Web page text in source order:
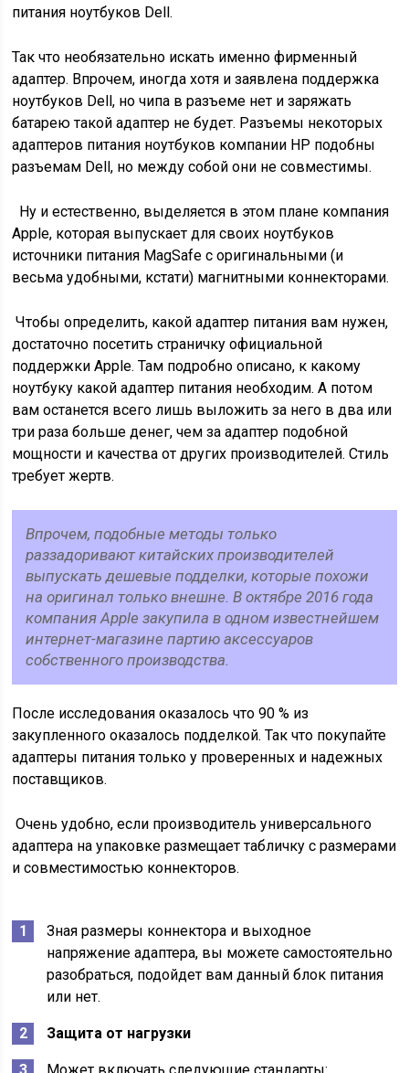
питания ноутбуков Dell.
Так что необязательно искать именно фирменный
адаптер. Впрочем, иногда хотя и заявлена поддержка
ноутбуков Dell, но чипа в разъеме нет и заряжать
батарею такой адаптер не будет. Разъемы некоторых
адаптеров питания ноутбуков компании НР подобны
разъемам Dell, но между собой они не совместимы.
Ну и естественно, выделяется в этом плане компания
Apple, которая выпускает для своих ноутбуков
источники питания MagSafe с оригинальными (и
весьма удобными, кстати) магнитными коннекторами.
Чтобы определить, какой адаптер питания вам нужен,
достаточно посетить страничку официальной
поддержки Apple. Там подробно описано, к какому
ноутбуку какой адаптер питания необходим. А потом
вам останется всего лишь выложить за него в два или
три раза больше денег, чем за адаптер подобной
мощности и качества от других производителей. Стиль
требует жертв.
Впрочем, подобные методы только
раззадоривают китайских производителей
выпускать дешевые подделки, которые похожи
на оригинал только внешне. В октябре 2016 года
компания Apple закупила в одном известнейшем
интернет-магазине партию аксессуаров
собственного производства.
После исследования оказалось что 90 % из
закупленного оказалось подделкой. Так что покупайте
адаптеры питания только у проверенных и надежных
поставщиков.
Очень удобно, если производитель универсального
адаптера на упаковке размещает табличку с размерами
и совместимостью коннекторов.
Зная размеры коннектора и выходное
напряжение адаптера, вы можете самостоятельно
разобраться, подойдет вам данный блок питания
или нет.
Защита от нагрузки